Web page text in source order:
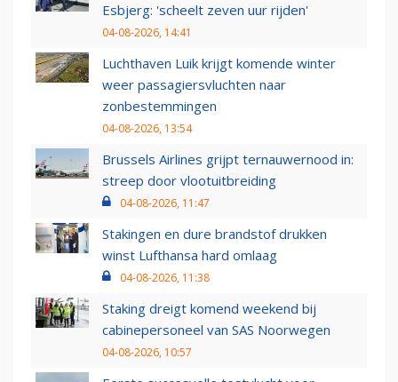
Esbjerg: 'scheelt zeven uur rijden'
04-08-2026, 14:41
Luchthaven Luik krijgt komende winter
weer passagiersvluchten naar
zonbestemmingen
04-08-2026, 13:54
Brussels Airlines grijpt ternauwernood in:
streep door vlootuitbreiding
04-08-2026, 11:47
Stakingen en dure brandstof drukken
winst Lufthansa hard omlaag
04-08-2026, 11:38
Staking dreigt komend weekend bij
cabinepersoneel van SAS Noorwegen
04-08-2026, 10:57